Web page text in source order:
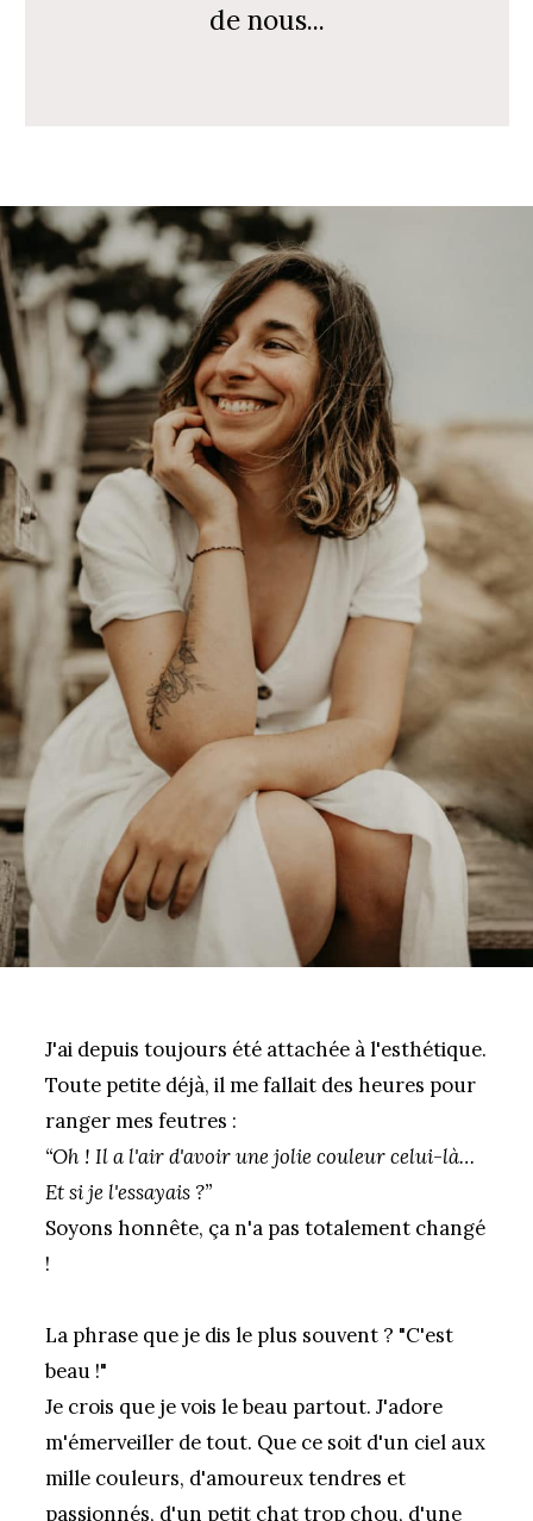
de nous...
J'ai depuis toujours été attachée à l'esthétique.
Toute petite déjà, il me fallait des heures pour
ranger mes feutres :
“Oh ! Il a l'air d'avoir une jolie couleur celui-là…
Et si je l'essayais ?”
Soyons honnête, ça n'a pas totalement changé
!
La phrase que je dis le plus souvent ? "C'est
beau !"
Je crois que je vois le beau partout. J'adore
m'émerveiller de tout. Que ce soit d'un ciel aux
mille couleurs, d'amoureux tendres et
passionnés, d'un petit chat trop chou, d'une